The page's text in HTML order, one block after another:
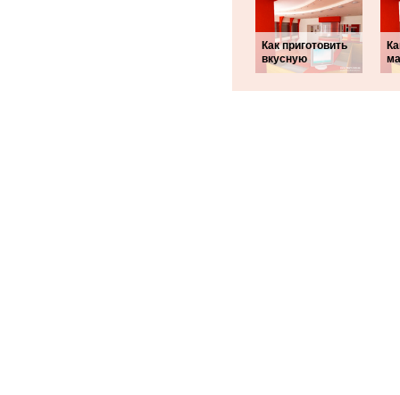
Как приготовить
вкусную